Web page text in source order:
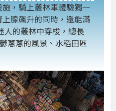
，騎上叢林車體驗獨一
腺飆升的同時，還能滿
人的叢林中穿梭，總長
蔥蔥的風景、水稻田區